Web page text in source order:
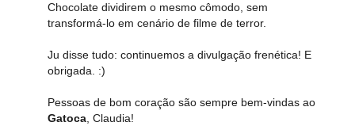
Chocolate dividirem o mesmo cômodo, sem
transformá-lo em cenário de filme de terror.
Ju disse tudo: continuemos a divulgação frenética! E
obrigada. :)
Pessoas de bom coração são sempre bem-vindas ao
Gatoca , Claudia!